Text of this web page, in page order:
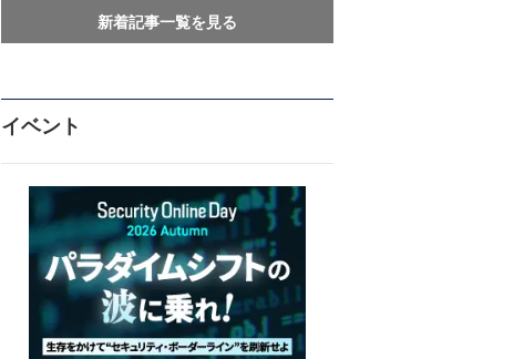
新着記事一覧を見る
イベント